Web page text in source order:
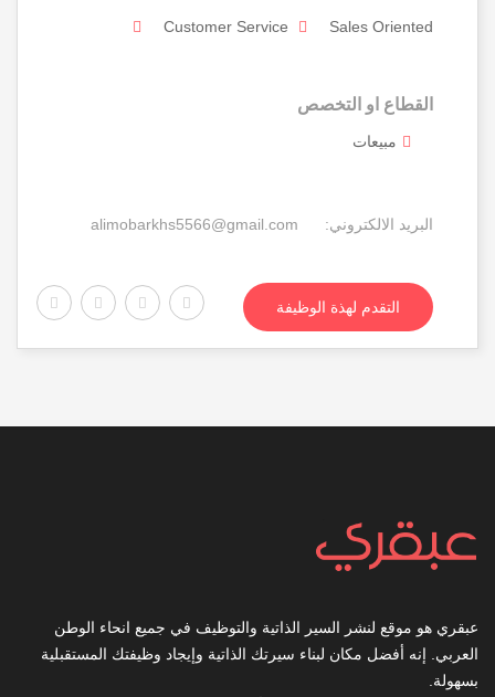
Customer Service Sales Oriented
القطاع او التخصص
مبيعات
البريد الالكتروني: alimobarkhs5566@gmail.com
التقدم لهذة الوظيفة
عبقري هو موقع لنشر السير الذاتية والتوظيف في جميع انحاء الوطن
العربي. إنه أفضل مكان لبناء سيرتك الذاتية وإيجاد وظيفتك المستقبلية
بسهولة.